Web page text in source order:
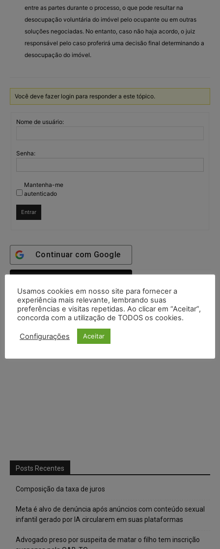
entre as partes durante o processo, o que pode resultar na
desocupação voluntária do imóvel pelo ocupante ou em outras
soluções negociadas. No entanto, caso não haja acordo, o juiz
responsável pelo caso proferirá uma decisão final determinando a
desocupação do imóvel.
Você deve fazer login para responder a este tópico.
Nome de usuário:
Senha:
Mantenha-me
autenticado
Entrar
Continuar com Google
Posts Recentes
Composição da taxa de juros
Meta é alvo de denúncia após anúncios com conteúdo sexual
infantil gerado por IA circularem em suas plataformas
Advogado preso por suspeita de matar o filho tem inscrição
Usamos cookies em nosso site para fornecer a
experiência mais relevante, lembrando suas
preferências e visitas repetidas. Ao clicar em “Aceitar”,
concorda com a utilização de TODOS os cookies.
Configurações Aceitar